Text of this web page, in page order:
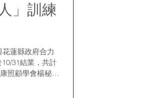
」訓練
蓮縣政府合力
31結業，共計
照顧學會楊秘書